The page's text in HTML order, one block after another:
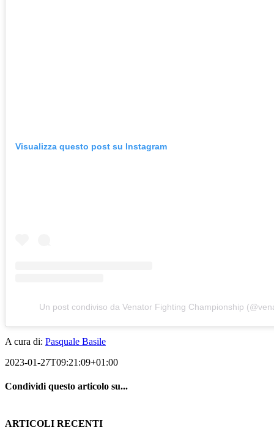
Visualizza questo post su Instagram
Un post condiviso da Venator Fighting Championship
A cura di: Pasquale Basile
2023-01-27T09:21:09+01:00
Condividi questo articolo su...
ARTICOLI RECENTI